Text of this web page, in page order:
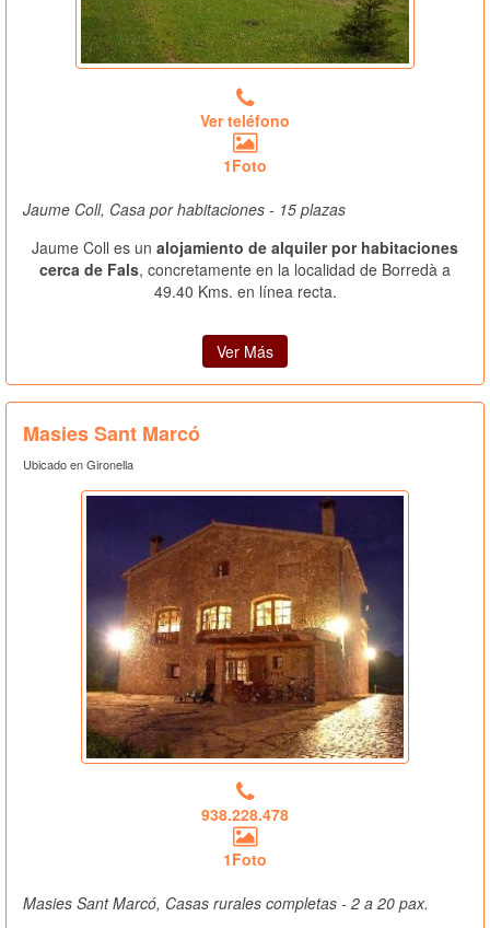
Ver teléfono
1Foto
Jaume Coll, Casa por habitaciones - 15 plazas
Jaume Coll es un alojamiento de alquiler por habitaciones
cerca de Fals, concretamente en la localidad de Borredà a
49.40 Kms. en línea recta.
Ver Más
Masies Sant Marcó
Ubicado en Gironella
938.228.478
1Foto
Masies Sant Marcó, Casas rurales completas - 2 a 20 pax.